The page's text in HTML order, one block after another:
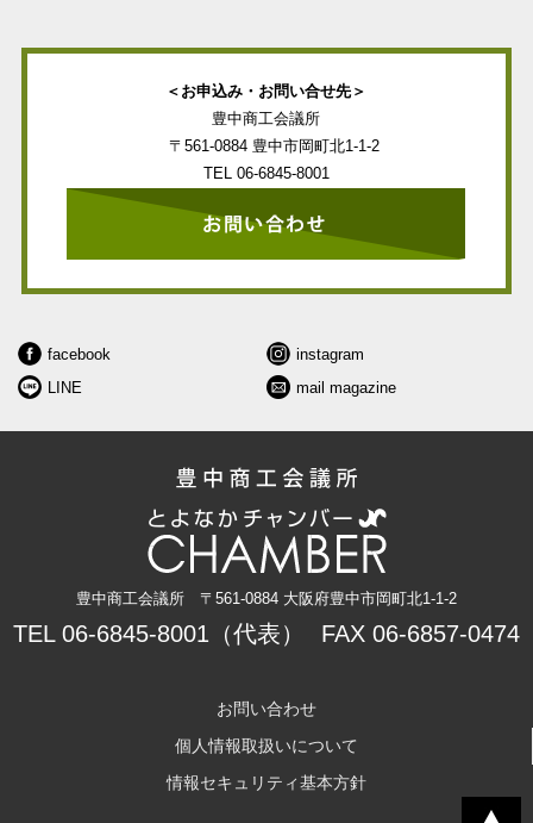
＜お申込み・お問い合せ先＞
豊中商工会議所
〒561-0884 豊中市岡町北1-1-2
TEL 06-6845-8001
facebook
instagram
LINE
mail magazine
豊中商工会議所 〒561-0884 大阪府豊中市岡町北1-1-2
TEL 06-6845-8001（代表） FAX 06-6857-0474
お問い合わせ
個人情報取扱いについて
情報セキュリティ基本方針